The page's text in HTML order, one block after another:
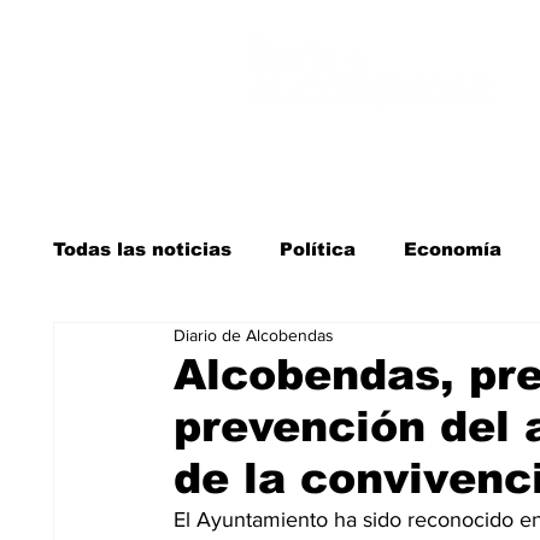
Todas las noticias Política Economía
Salud y bienestar Educación e infancia
La verdad detrás de la guerra Kit
Alcobendas,
prevención del
de la
Diario de Alcobendas
El Ayuntamiento ha sido reconocido